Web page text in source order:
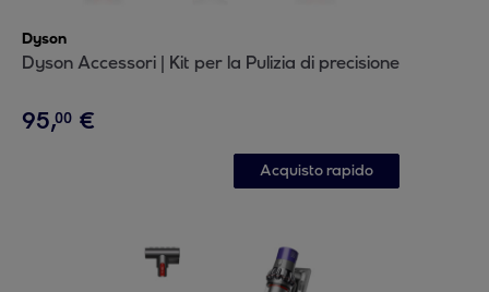
Dyson
Dyson Accessori | Kit per la Pulizia di precisione
95,00 €
Acquisto rapido